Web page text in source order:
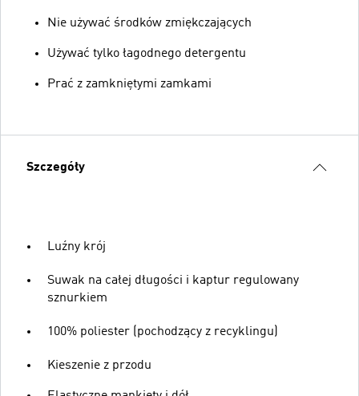
Nie używać środków zmiękczających
Używać tylko łagodnego detergentu
Prać z zamkniętymi zamkami
Szczegóły
Luźny krój
Suwak na całej długości i kaptur regulowany
sznurkiem
100% poliester (pochodzący z recyklingu)
Kieszenie z przodu